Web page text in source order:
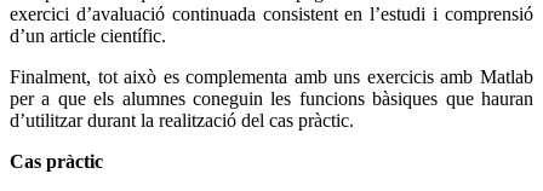
exercici d’avaluació continuada consistent en l’estudi i comprensió
d’un article científic.
Finalment, tot això es complementa amb uns exercicis amb Matlab
per a que els alumnes coneguin les funcions bàsiques que hauran
d’utilitzar durant la realització del cas pràctic.
Cas pràctic